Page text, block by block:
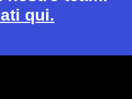
qui.